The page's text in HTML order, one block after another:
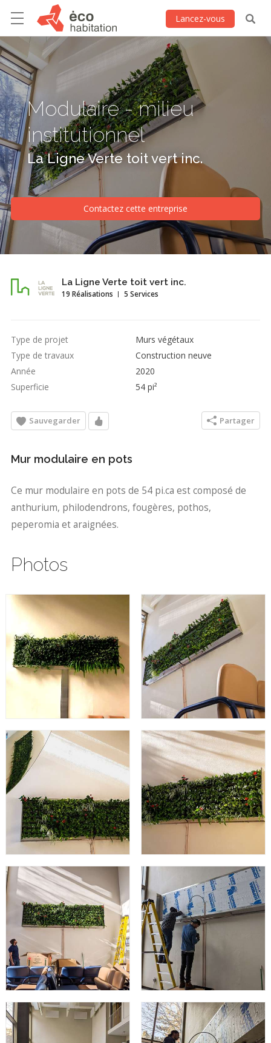
Lancez-vous
Modulaire - milieu
institutionnel
La Ligne Verte toit vert inc.
Contactez cette entreprise
La Ligne Verte toit vert inc.
19 Réalisations 5 Services
Type de projet
Murs végétaux
Type de travaux
Construction neuve
Année
2020
Superficie
54 pi²
Sauvegarder Partager
Mur modulaire en pots
Ce mur modulaire en pots de 54 pi.ca est composé de
anthurium, philodendrons, fougères, pothos,
peperomia et araignées.
Photos